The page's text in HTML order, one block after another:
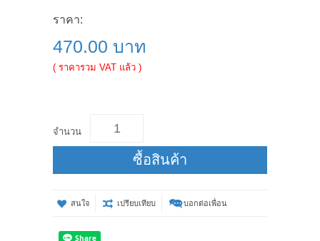
ราคา:
470.00 บาท
( ราคารวม VAT แล้ว )
จำนวน
ซื้อสินค้า
สนใจ เปรียบเทียบ บอกต่อเพื่อน